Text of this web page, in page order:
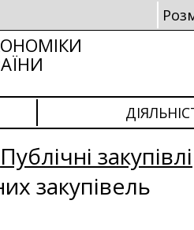
Публічні закупівлі
закупівель